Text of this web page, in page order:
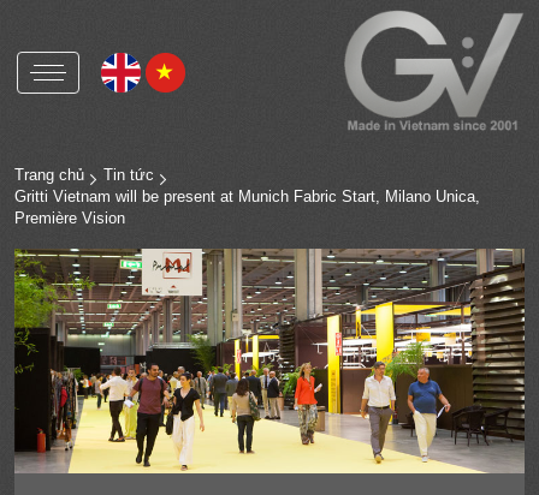
Nút xà cừ và phụ kiện
Nút corozo và phụ kiện
Nút kim loại và phụ kiện
OEKO-TEX
RCS
HIGG
Trang chủ
Tin tức
Gritti Vietnam will be present at Munich Fabric Start, Milano Unica,
Première Vision